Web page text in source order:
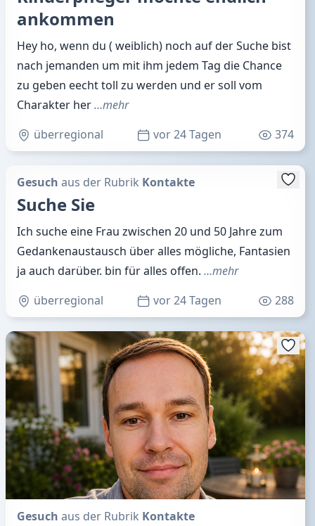
ankommen
Hey ho, wenn du ( weiblich) noch auf der Suche bist
nach jemanden um mit ihm jedem Tag die Chance
zu geben eecht toll zu werden und er soll vom
Charakter her…mehr
überregional
vor 24 Tagen 374
Gesuch aus der Rubrik Kontakte
Suche Sie
Ich suche eine Frau zwischen 20 und 50 Jahre zum
Gedankenaustausch über alles mögliche, Fantasien
ja auch darüber. bin für alles offen. …mehr
überregional
vor 24 Tagen 288
Gesuch aus der Rubrik Kontakte